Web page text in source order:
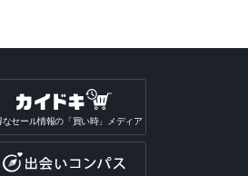
なセール情報の「買い時」メディア